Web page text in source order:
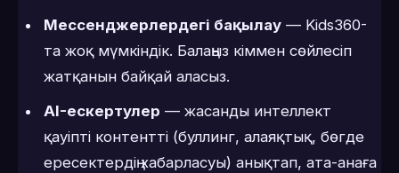
Мессенджерлердегі бақылау— Kids360-
та жоқ мүмкіндік. Балаңыз кіммен сөйлесіп
жатқанын байқай аласыз.
AI-ескертулер — жасанды интеллект
қауіпті контентті (буллинг, алаяқтық, бөгде
ересектердің хабарласуы) анықтап, ата-анаға